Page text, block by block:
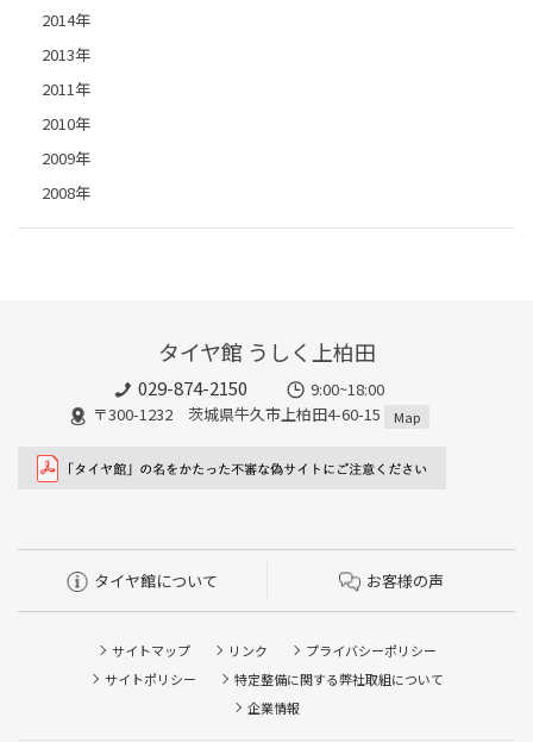
2014年
2013年
2011年
2010年
2009年
2008年
タイヤ館 うしく上柏田
029-874-2150
9:00~18:00
〒300-1232 茨城県牛久市上柏田4-60-15
Map
タイヤ館について お客様の声
サイトマップ リンク
プライバシーポリシー
サイトポリシー
特定整備に関する弊社取組について
企業情報